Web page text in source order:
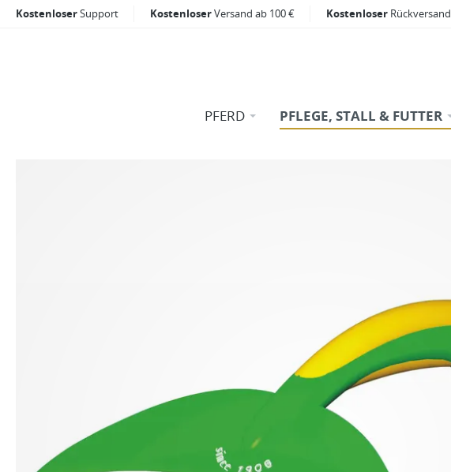
KostenloserSupport KostenloserVersand ab 100 € Kostenloser Rückversand
PFERD PFLEGE, STALL & FUTTER